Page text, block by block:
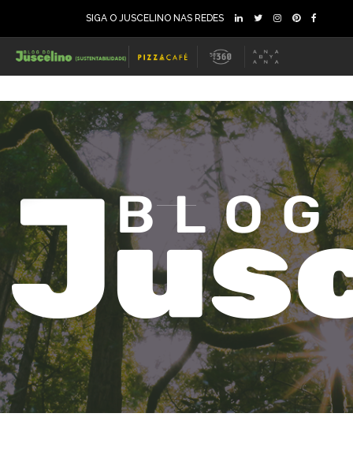
SIGA O JUSCELINO NAS REDES